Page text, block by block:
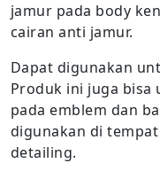
jamur pada body
cairan anti jamur.
Dapat digunakan
Produk ini juga bisa
pada emblem dan
digunakan di
detailing.